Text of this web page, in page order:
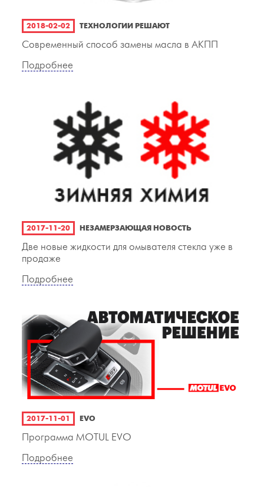
2018-02-02 ТЕХНОЛОГИИ РЕШАЮТ
Современный способ замены масла в АКПП
Подробнее
2017-11-20 НЕЗАМЕРЗАЮЩАЯ НОВОСТЬ
Две новые жидкости для омывателя стекла уже в
продаже
Подробнее
2017-11-01 EVO
Программа MOTUL EVO
Подробнее